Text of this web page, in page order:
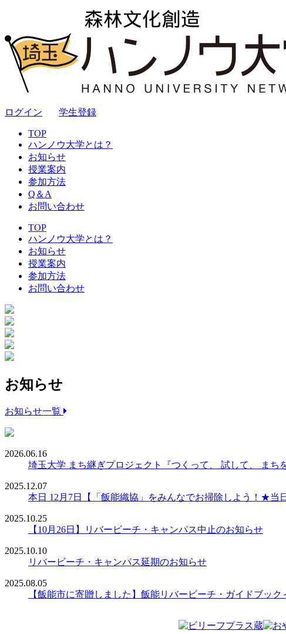
ログイン 学生登録
TOP
ハンノウ大学とは？
お知らせ
授業案内
参加方法
Q＆A
お問い合わせ
TOP
ハンノウ大学とは？
お知らせ
授業案内
参加方法
お問い合わせ
お知らせ
お知らせ一覧
2026.06.16
埼玉大学 まち継ぎプロジェクト『つくって、 試して、 まち
2025.12.07
本日 12月7日【「飯能織協」をみんなでお掃除しよう！★
2025.10.25
【10月26日】リバービーチ・キャンパス中止のお知らせ
2025.10.10
リバービーチ・キャンパス延期のお知らせ
2025.08.05
【飯能市に寄贈しました】飯能リバービーチ・ガイドブッ